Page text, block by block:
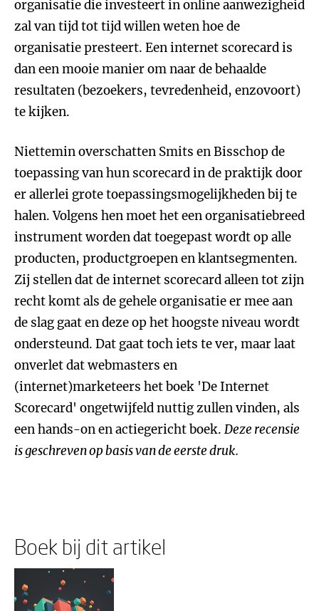
organisatie die investeert in online aanwezigheid
zal van tijd tot tijd willen weten hoe de
organisatie presteert. Een internet scorecard is
dan een mooie manier om naar de behaalde
resultaten (bezoekers, tevredenheid, enzovoort)
te kijken.
Niettemin overschatten Smits en Bisschop de
toepassing van hun scorecard in de praktijk door
er allerlei grote toepassingsmogelijkheden bij te
halen. Volgens hen moet het een organisatiebreed
instrument worden dat toegepast wordt op alle
producten, productgroepen en klantsegmenten.
Zij stellen dat de internet scorecard alleen tot zijn
recht komt als de gehele organisatie er mee aan
de slag gaat en deze op het hoogste niveau wordt
ondersteund. Dat gaat toch iets te ver, maar laat
onverlet dat webmasters en
(internet)marketeers het boek 'De Internet
Scorecard' ongetwijfeld nuttig zullen vinden, als
een hands-on en actiegericht boek. Deze recensie
is geschreven op basis van de eerste druk.
Boek bij dit artikel